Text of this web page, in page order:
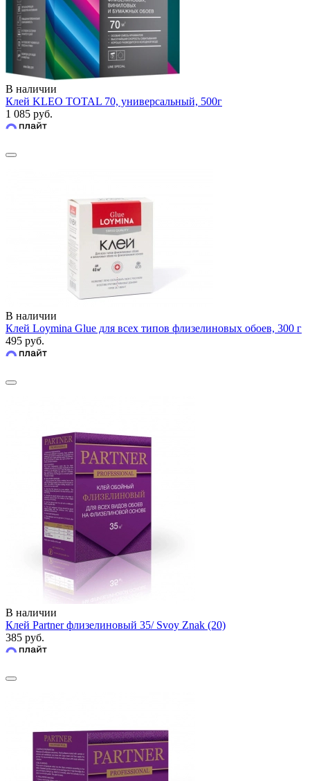
В наличии
Клей KLEO TOTAL 70, универсальный, 500г
1 085 руб.
В наличии
Клей Loymina Glue для всех типов флизелиновых обоев, 300 г
495 руб.
В наличии
Клей Partner флизелиновый 35/ Svoy Znak (20)
385 руб.